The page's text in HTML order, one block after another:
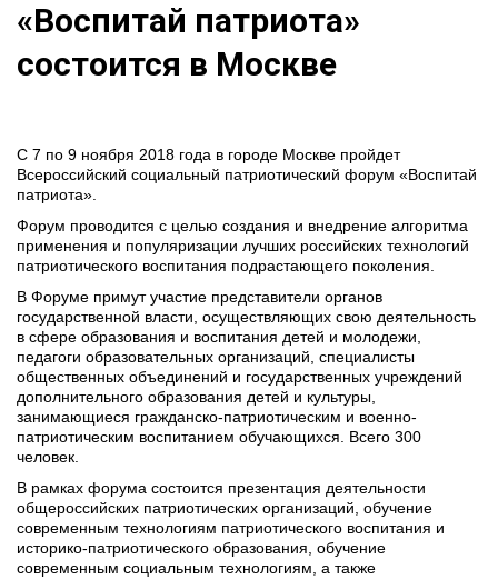
«Воспитай патриота»
состоится в Москве
С 7 по 9 ноября 2018 года в городе Москве пройдет
Всероссийский социальный патриотический форум «Воспитай
патриота».
Форум проводится с целью создания и внедрение алгоритма
применения и популяризации лучших российских технологий
патриотического воспитания подрастающего поколения.
В Форуме примут участие представители органов
государственной власти, осуществляющих свою деятельность
в сфере образования и воспитания детей и молодежи,
педагоги образовательных организаций, специалисты
общественных объединений и государственных учреждений
дополнительного образования детей и культуры,
занимающиеся гражданско-патриотическим и военно-
патриотическим воспитанием обучающихся. Всего 300
человек.
В рамках форума состоится презентация деятельности
общероссийских патриотических организаций, обучение
современным технологиям патриотического воспитания и
историко-патриотического образования, обучение
современным социальным технологиям, а также